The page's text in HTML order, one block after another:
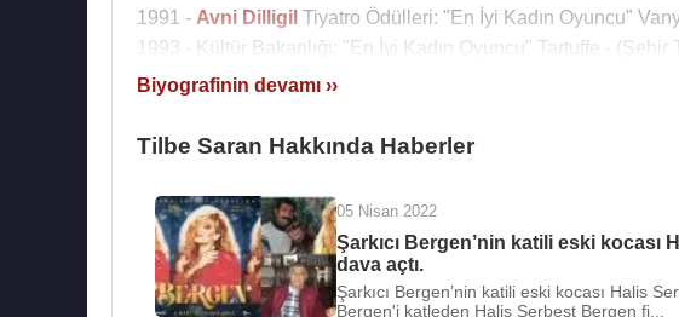
1991 - Avni Dilligil Tiyatro Ödülleri: "En İyi Kadın Oyuncu"
1993 - Kültür Bakanlığı: "En İyi Kadın Oyuncu" Tartuffe - (Şehir
1994 - MGD Tiyatro Ödülleri "En İyi Kadın Oyuncu" Çalıkuşu -
1998 - Afife Tiyatro Ödülleri "En İyi Kadın Oyuncu" Alacaklılar -
2003 - Tiyatro Dergisi "En İyi Kadın Oyuncu" Fernando Krapp
2003 - Ankara Sanat Kurumu "En İyi Kadın Oyuncu" Fernando
2003 - 4.Lions, Tiyatro Ödülleri "En İyi Kadın Oyuncu"
2006 - Tiyatro Dergisi "Yılın Kadın Oyuncusu" - Nathalie -
Biyografinin devamı ››
Tilbe Saran Hakkında Haberler
05 Nisan 2022
Şarkıcı Bergen’nin katili eski
dava açtı.
Şarkıcı Bergen’nin katili eski kocası Halis
Bergen'i katleden Halis Serbest Bergen fi...